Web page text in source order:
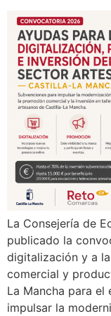
La Consejería de
publicado la
digitalización y a
comercial y
La Mancha para
impulsar la